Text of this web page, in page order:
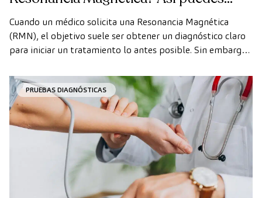
realizarte la prueba de forma rápida
como paciente privado
Cuando un médico solicita una Resonancia Magnética
(RMN), el objetivo suele ser obtener un diagnóstico claro
para iniciar un tratamiento lo antes posible. Sin embargo,
pueden demorarse más de lo deseado.
PRUEBAS DIAGNÓSTICAS